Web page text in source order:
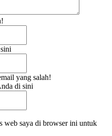
yang salah!
di sini
web saya di browser ini untuk